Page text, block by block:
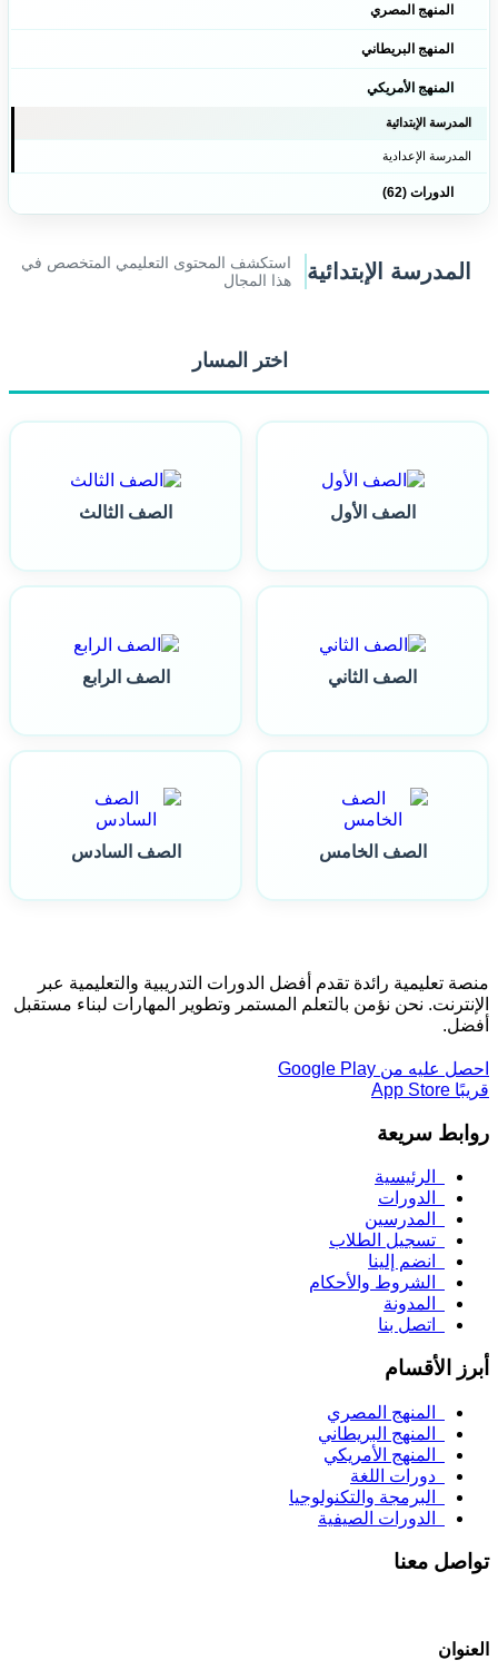
المنهج المصري
المنهج البريطاني
المنهج الأمريكي
المدرسة الإبتدائية
المدرسة الإعدادية
الدورات (62)
المدرسة الإبتدائية
استكشف المحتوى التعليمي المتخصص في
هذا المجال
اختر المسار
الصف الأول الصف الثالث
الصف الثاني الصف الرابع
الصف الخامس الصف السادس
منصة تعليمية رائدة تقدم أفضل الدورات التدريبية والتعليمية عبر
الإنترنت. نحن نؤمن بالتعلم المستمر وتطوير المهارات لبناء مستقبل
أفضل.
احصل عليه من Google Play
قريبًا App Store
روابط سريعة
الرئيسية
الدورات
المدرسين
تسجيل الطلاب
انضم إلينا
الشروط والأحكام
المدونة
اتصل بنا
أبرز الأقسام
المنهج المصري
المنهج البريطاني
المنهج الأمريكي
دورات اللغة
البرمجة والتكنولوجيا
الدورات الصيفية
تواصل معنا
العنوان